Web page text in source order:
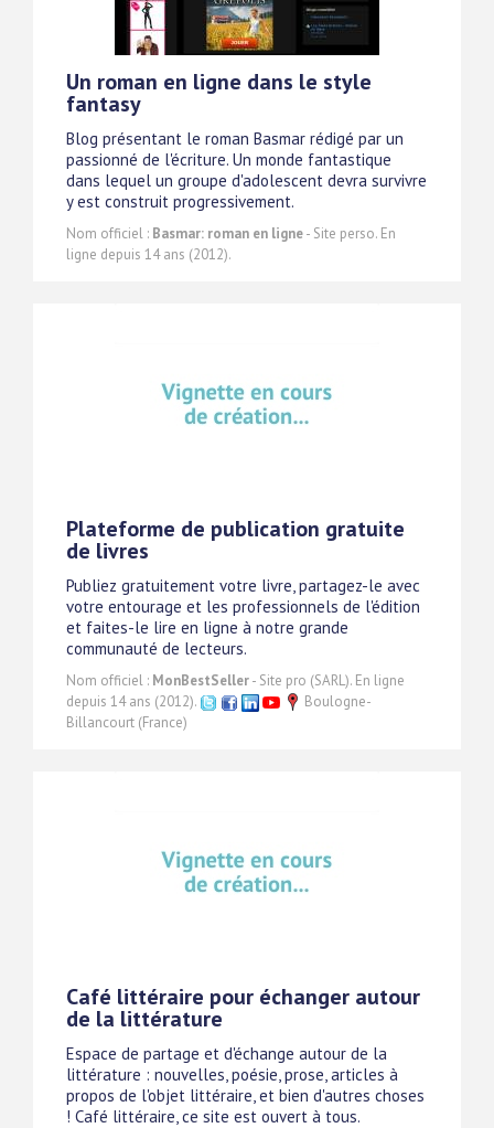
Un roman en ligne dans le style
fantasy
Blog présentant le roman Basmar rédigé par un
passionné de l'écriture. Un monde fantastique
dans lequel un groupe d'adolescent devra survivre
y est construit progressivement.
Nom officiel : Basmar: roman en ligne- Site perso. En
ligne depuis 14 ans (2012).
Plateforme de publication gratuite
de livres
Publiez gratuitement votre livre, partagez-le avec
votre entourage et les professionnels de l'édition
et faites-le lire en ligne à notre grande
communauté de lecteurs.
Nom officiel : MonBestSeller- Site pro (SARL). En ligne
depuis 14 ans (2012).
Boulogne-
Billancourt (France)
Café littéraire pour échanger autour
de la littérature
Espace de partage et d'échange autour de la
littérature : nouvelles, poésie, prose, articles à
propos de l'objet littéraire, et bien d'autres choses
! Café littéraire, ce site est ouvert à tous.